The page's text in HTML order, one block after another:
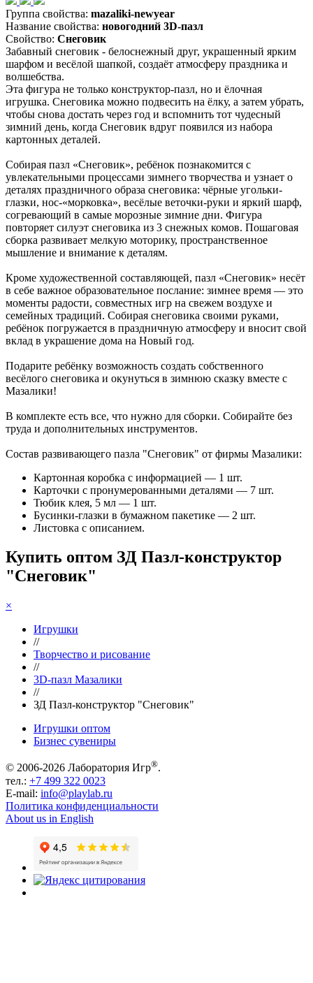
Группа свойства: mazaliki-newyear
Название свойства: новогодний 3D-пазл
Свойство: Снеговик
Забавный снеговик - белоснежный друг, украшенный ярким
шарфом и весёлой шапкой, создаёт атмосферу праздника и
волшебства.
Эта фигура не только конструктор-пазл, но и ёлочная
игрушка. Снеговика можно подвесить на ёлку, а затем убрать,
чтобы снова достать через год и вспомнить тот чудесный
зимний день, когда Снеговик вдруг появился из набора
картонных деталей.
Собирая пазл «Снеговик», ребёнок познакомится с
увлекательными процессами зимнего творчества и узнает о
деталях праздничного образа снеговика: чёрные угольки-
глазки, нос-«морковка», весёлые веточки-руки и яркий шарф,
согревающий в самые морозные зимние дни. Фигура
повторяет силуэт снеговика из 3 снежных комов. Пошаговая
сборка развивает мелкую моторику, пространственное
мышление и внимание к деталям.
Кроме художественной составляющей, пазл «Снеговик» несёт
в себе важное образовательное послание: зимнее время — это
моменты радости, совместных игр на свежем воздухе и
семейных традиций. Собирая снеговика своими руками,
ребёнок погружается в праздничную атмосферу и вносит свой
вклад в украшение дома на Новый год.
Подарите ребёнку возможность создать собственного
весёлого снеговика и окунуться в зимнюю сказку вместе с
Мазалики!
В комплекте есть все, что нужно для сборки. Собирайте без
труда и дополнительных инструментов.
Состав развивающего пазла "Снеговик" от фирмы Мазалики:
Картонная коробка с информацией — 1 шт.
Карточки с пронумерованными деталями — 7 шт.
Тюбик клея, 5 мл — 1 шт.
Бусинки-глазки в бумажном пакетике — 2 шт.
Листовка с описанием.
Купить оптом ЗД Пазл-конструктор
"Снеговик"
×
Игрушки
//
Творчество и рисование
//
3D-пазл Мазалики
//
ЗД Пазл-конструктор "Снеговик"
Игрушки оптом
Бизнес сувениры
© 2006-2026 Лаборатория Игр®.
тел.: +7 499 322 0023
E-mail: info@playlab.ru
Политика конфиденциальности
About us in English